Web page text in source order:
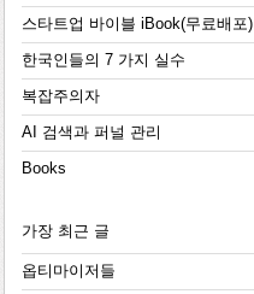
스타트업 바이블 iBook(무료배포)
한국인들의 7 가지 실수
복잡주의자
AI 검색과 퍼널 관리
Books
가장 최근 글
옵티마이저들